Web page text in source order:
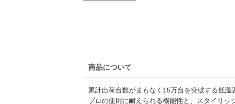
商品について
累計出荷台数がまもなく15万台を突破する低温
プロの使用に耐えられる機能性と、スタイリッ